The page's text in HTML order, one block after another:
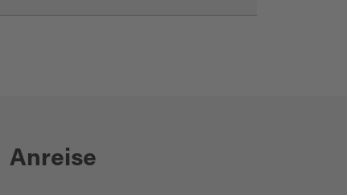
Anreise